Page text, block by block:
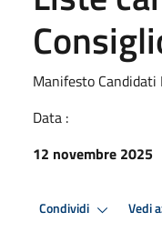
Manifesto Candidati
Data :
12 novembre 2025
Condividi Vedi